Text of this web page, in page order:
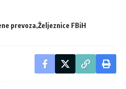
prevoza Željeznice FBiH